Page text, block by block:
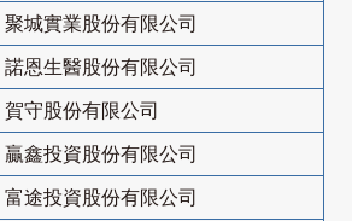
聚城實業股份有限公司
諾恩生醫股份有限公司
賀守股份有限公司
贏鑫投資股份有限公司
富途投資股份有限公司